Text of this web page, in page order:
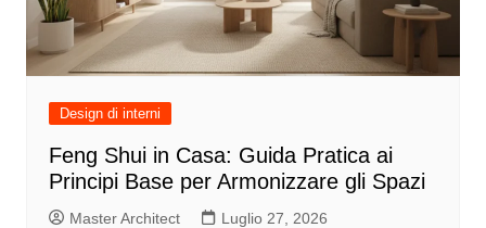
Design di interni
Feng Shui in Casa: Guida Pratica ai
Principi Base per Armonizzare gli Spazi
Master Architect Luglio 27, 2026